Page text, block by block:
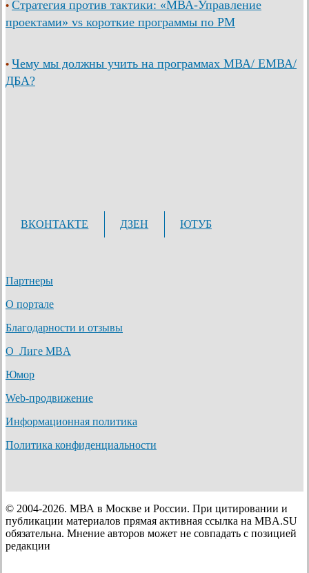
• Стратегия против тактики: «МВА-Управление
проектами» vs короткие программы по PM
• Чему мы должны учить на программах МВА/ ЕМВА/
ДБА?
ВКОНТАКТЕ ДЗЕН ЮТУБ
Партнеры
О портале
Благодарности и отзывы
О Лиге MBA
Юмор
Web-продвижение
Информационная политика
Политика конфиденциальности
© 2004-2026. МВА в Москве и России. При цитировании и
публикации материалов прямая активная ссылка на MBA.SU
обязательна. Мнение авторов может не совпадать с позицией
редакции